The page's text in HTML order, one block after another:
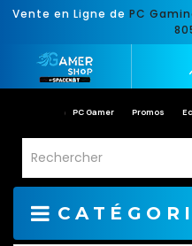
Vente en Ligne de PC
PC Gamer Promos